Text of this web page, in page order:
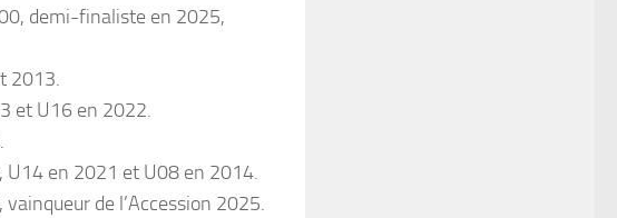
demi-finaliste en 2025,
2013.
et U16 en 2022.
U14 en 2021 et U08 en 2014.
de l’Accession 2025.